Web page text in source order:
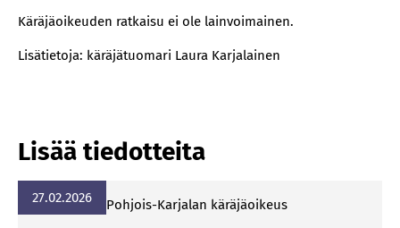
Käräjäoikeuden ratkaisu ei ole lainvoimainen.
Lisätietoja: käräjätuomari Laura Karjalainen
Lisää tiedotteita
27.02.2026 Poh­jois-Kar­ja­lan kä­rä­jä­oi­keus